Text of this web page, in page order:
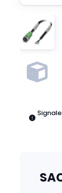
Pneumatiques
Robotique
Capteurs et
Interrupteurs
Blocs terminaux